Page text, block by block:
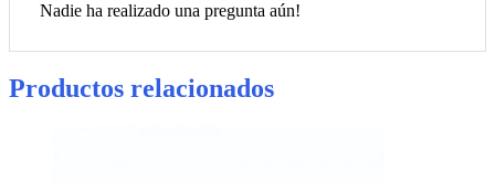
Nadie ha realizado una pregunta aún!
Productos relacionados